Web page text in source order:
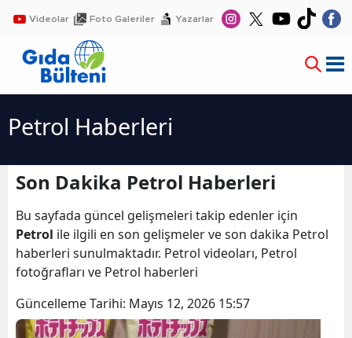
Videolar Foto Galeriler Yazarlar
Petrol Haberleri
Son Dakika Petrol Haberleri
Bu sayfada güncel gelişmeleri takip edenler için
Petrol ile ilgili en son gelişmeler ve son dakika Petrol
haberleri sunulmaktadır. Petrol videoları, Petrol
fotoğrafları ve Petrol haberleri
Güncelleme Tarihi: Mayıs 12, 2026 15:57